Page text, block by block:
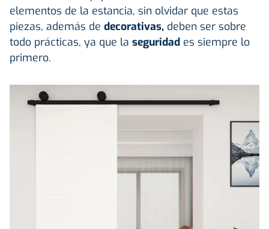
elementos de la estancia, sin olvidar que estas
piezas, además de decorativas, deben ser sobre
todo prácticas, ya que la seguridad es siempre lo
primero.